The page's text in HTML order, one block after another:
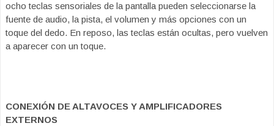
ocho teclas sensoriales de la pantalla pueden seleccionarse la
fuente de audio, la pista, el volumen y más opciones con un
toque del dedo. En reposo, las teclas están ocultas, pero vuelven
a aparecer con un toque.
CONEXIÓN DE ALTAVOCES Y AMPLIFICADORES
EXTERNOS